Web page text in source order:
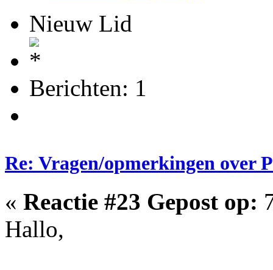
Nieuw Lid
Berichten: 1
Re: Vragen/opmerkingen over
« Reactie #23 Gepost op:
Hallo,